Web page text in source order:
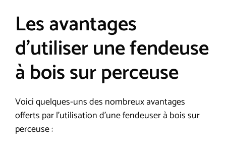
Les avantages
d’utiliser une fendeuse
à bois sur perceuse
Voici quelques-uns des nombreux avantages
offerts par l’utilisation d’une fendeuser à bois sur
perceuse :